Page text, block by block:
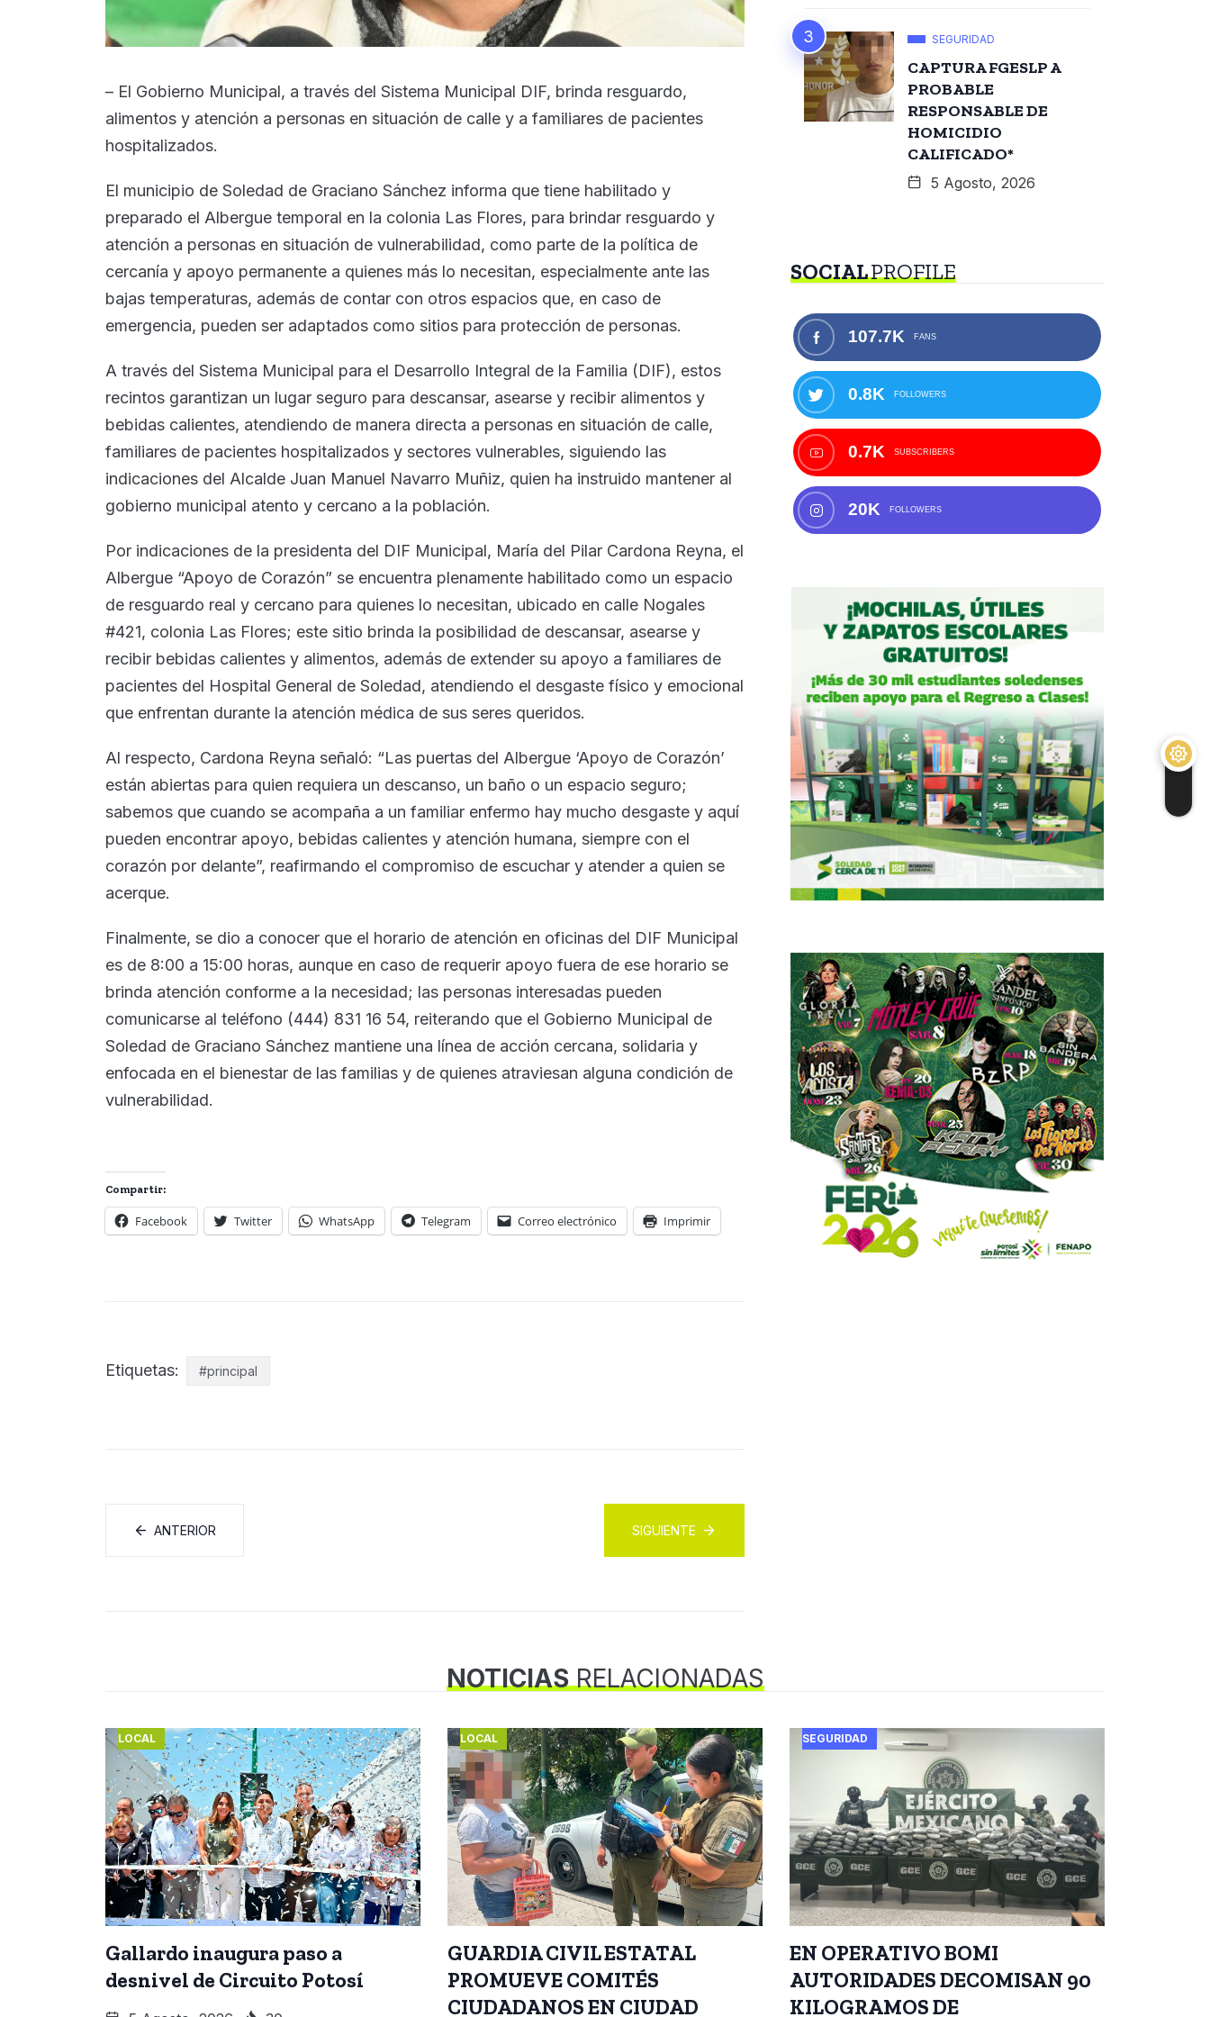
– El Gobierno Municipal, a través del Sistema Municipal DIF, brinda resguardo,
alimentos y atención a personas en situación de calle y a familiares de pacientes
hospitalizados.
El municipio de Soledad de Graciano Sánchez informa que tiene habilitado y
preparado el Albergue temporal en la colonia Las Flores, para brindar resguardo y
atención a personas en situación de vulnerabilidad, como parte de la política de
cercanía y apoyo permanente a quienes más lo necesitan, especialmente ante las
bajas temperaturas, además de contar con otros espacios que, en caso de
emergencia, pueden ser adaptados como sitios para protección de personas.
A través del Sistema Municipal para el Desarrollo Integral de la Familia (DIF), estos
recintos garantizan un lugar seguro para descansar, asearse y recibir alimentos y
bebidas calientes, atendiendo de manera directa a personas en situación de calle,
familiares de pacientes hospitalizados y sectores vulnerables, siguiendo las
indicaciones del Alcalde Juan Manuel Navarro Muñiz, quien ha instruido mantener al
gobierno municipal atento y cercano a la población.
Por indicaciones de la presidenta del DIF Municipal, María del Pilar Cardona Reyna, el
Albergue “Apoyo de Corazón” se encuentra plenamente habilitado como un espacio
de resguardo real y cercano para quienes lo necesitan, ubicado en calle Nogales
#421, colonia Las Flores; este sitio brinda la posibilidad de descansar, asearse y
recibir bebidas calientes y alimentos, además de extender su apoyo a familiares de
pacientes del Hospital General de Soledad, atendiendo el desgaste físico y emocional
que enfrentan durante la atención médica de sus seres queridos.
Al respecto, Cardona Reyna señaló: “Las puertas del Albergue ‘Apoyo de Corazón’
están abiertas para quien requiera un descanso, un baño o un espacio seguro;
sabemos que cuando se acompaña a un familiar enfermo hay mucho desgaste y aquí
pueden encontrar apoyo, bebidas calientes y atención humana, siempre con el
corazón por delante”, reafirmando el compromiso de escuchar y atender a quien se
acerque.
Finalmente, se dio a conocer que el horario de atención en oficinas del DIF Municipal
es de 8:00 a 15:00 horas, aunque en caso de requerir apoyo fuera de ese horario se
brinda atención conforme a la necesidad; las personas interesadas pueden
comunicarse al teléfono (444) 831 16 54, reiterando que el Gobierno Municipal de
Soledad de Graciano Sánchez mantiene una línea de acción cercana, solidaria y
enfocada en el bienestar de las familias y de quienes atraviesan alguna condición de
vulnerabilidad.
Compartir:
Facebook Twitter WhatsApp Telegram Correo electrónico Imprimir
Etiquetas: #principal
ANTERIOR SIGUIENTE
SEGURIDAD
CAPTURA FGESLP A
PROBABLE
RESPONSABLE DE
HOMICIDIO
CALIFICADO*
5 Agosto, 2026
SOCIALPROFILE
107.7K FANS
0.8K FOLLOWERS
0.7K SUBSCRIBERS
20K FOLLOWERS
NOTICIASRELACIONADAS
LOCAL
Gallardo inaugura paso a
desnivel de Circuito Potosí
LOCAL
GUARDIA CIVIL ESTATAL
PROMUEVE COMITÉS
CIUDADANOS EN CIUDAD
SEGURIDAD
EN OPERATIVO BOMI
AUTORIDADES DECOMISAN 90
KILOGRAMOS DE